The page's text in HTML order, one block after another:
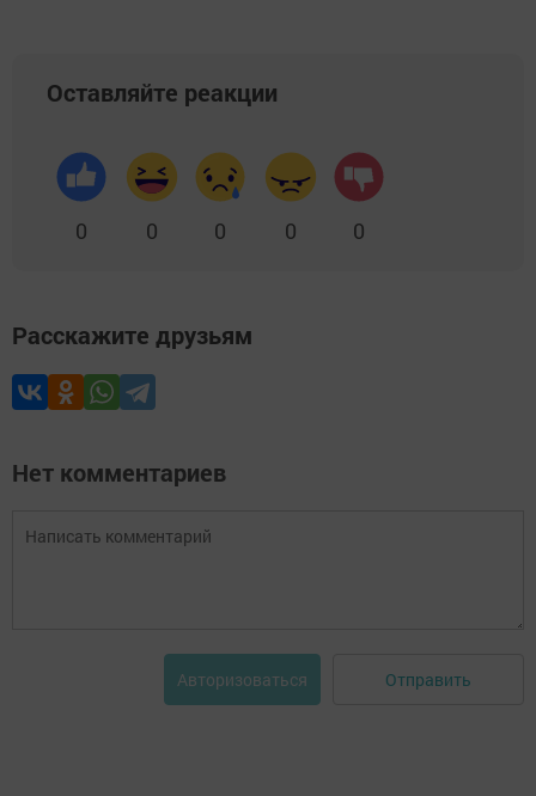
Оставляйте реакции
0 0 0 0 0
Расскажите друзьям
Нет комментариев
Авторизоваться Отправить